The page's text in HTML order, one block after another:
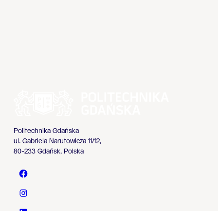
Politechnika Gdańska
ul. Gabriela Narutowicza 11/12,
80-233 Gdańsk, Polska
Politechnika Gdańska - Facebook
Politechnika Gdańska - Instagram